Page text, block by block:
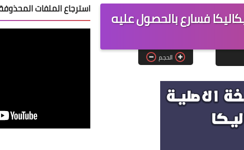
فسارع بالحصول عليه
الحجم
استرجاع الملفات